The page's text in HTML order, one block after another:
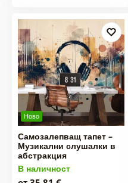
Ново
Самозалепващ тапет –
Музикални слушалки в
абстракция
В наличност